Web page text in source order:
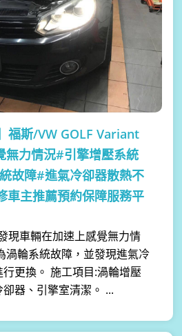
福斯/VW GOLF Variant
無力情況#引擎增壓系統
故障#進氣冷卻器散熱不
車主推薦預約保障服務平
現車輛在加速上感覺無力情
渦輪系統故障，並發現進氣冷
更換。 施工項目:渦輪增壓
器、引擎室清潔。 ...